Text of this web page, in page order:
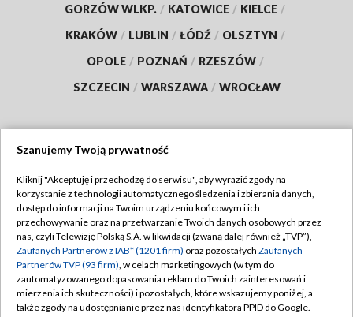
GORZÓW WLKP. / KATOWICE / KIELCE /
KRAKÓW / LUBLIN / ŁÓDŹ / OLSZTYN /
OPOLE / POZNAŃ / RZESZÓW /
SZCZECIN / WARSZAWA / WROCŁAW
TVP
Abonament TVP
Emisja w TVP
Centrum informacji TVP
Naziemna Telewizja Cyfrowa
Regulamin TVP
Polityka prywatności
Moje zgody
Pomoc
Szanujemy Twoją prywatność
Kliknij "Akceptuję i przechodzę do serwisu", aby wyrazić zgody na
korzystanie z technologii automatycznego śledzenia i zbierania danych,
dostęp do informacji na Twoim urządzeniu końcowym i ich
przechowywanie oraz na przetwarzanie Twoich danych osobowych przez
nas, czyli Telewizję Polską S.A. w likwidacji (zwaną dalej również „TVP”),
Zaufanych Partnerów z IAB* (1201 firm) oraz pozostałych Zaufanych
Partnerów TVP (93 firm), w celach marketingowych (w tym do
zautomatyzowanego dopasowania reklam do Twoich zainteresowań i
mierzenia ich skuteczności) i pozostałych, które wskazujemy poniżej, a
także zgody na udostępnianie przez nas identyfikatora PPID do Google.